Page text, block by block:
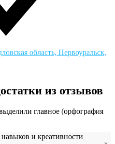
область, Первоуральск,
из отзывов
главное (орфография
и креативности